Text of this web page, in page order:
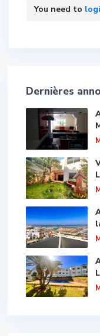
You need to
Dernières